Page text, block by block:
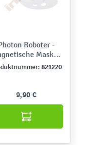
Roboter -
Masken
- DIY zum821220
9,90 €